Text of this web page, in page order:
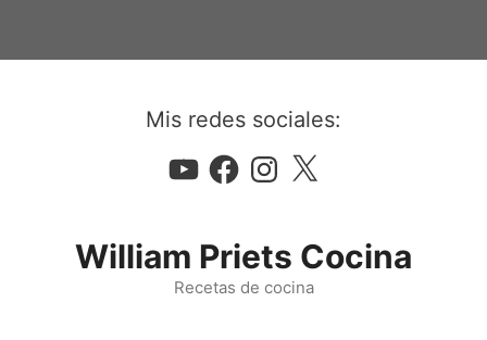
contenido
Mis redes sociales:
YouTubeFacebookInstagram
X
William Priets Cocina
Recetas de cocina